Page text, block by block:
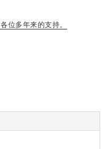
位多年来的支持。